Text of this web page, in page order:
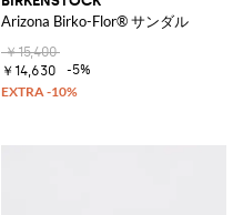
Arizona Birko-Flor® サンダル
￥15,400
￥14,630
-5%